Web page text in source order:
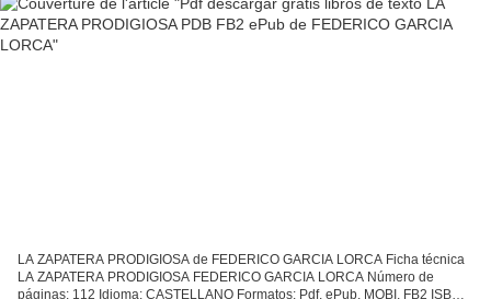
LA ZAPATERA PRODIGIOSA de FEDERICO GARCIA LORCA Ficha técnica
LA ZAPATERA PRODIGIOSA FEDERICO GARCIA LORCA Número de
páginas: 112 Idioma: CASTELLANO Formatos: Pdf, ePub, MOBI, FB2 ISBN: